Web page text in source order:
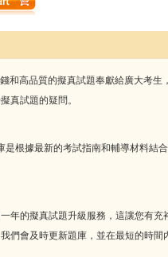
和高品質的擬真試題奉獻給廣大考生
真試題的疑問。
根據最新的考試指南和輔導材料結
年的擬真試題升級服務，這讓您有充
們會及時更新題庫，並在最短的時